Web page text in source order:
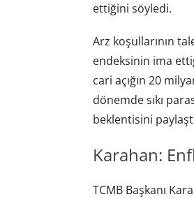
ettiğini söyledi.
Arz koşullarının
endeksinin ima
cari açığın 20
dönemde sıkı
beklentisini
Karahan:
TCMB Başkanı